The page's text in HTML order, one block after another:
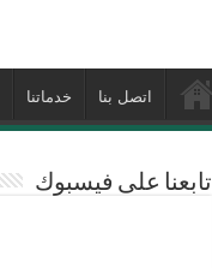
اتصل بنا خدماتنا
تابعنا على فيسبوك